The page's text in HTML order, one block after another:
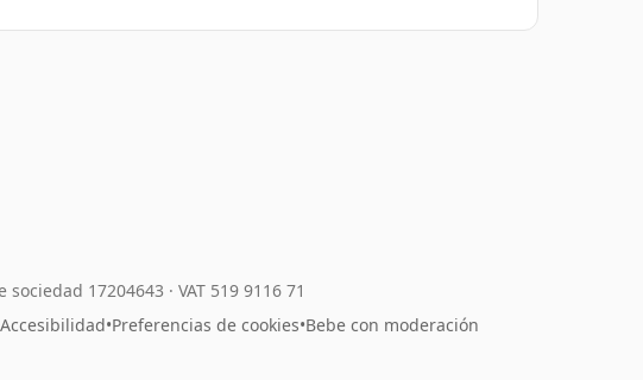
sociedad 17204643 · VAT 519 9116 71
Accesibilidad•Preferencias de cookies•Bebe con moderación